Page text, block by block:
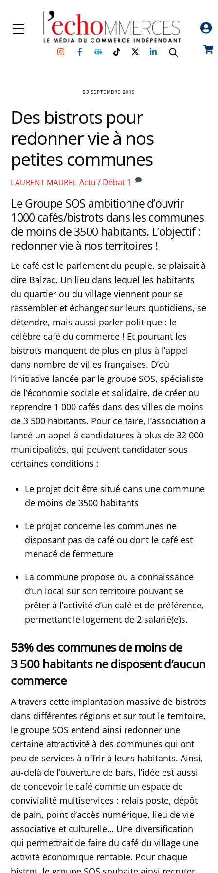
content
Menu
InstagramFacebookGroupe
Facebook
TikTokTwitterLinkedin
23 SEPTEMBRE 2019
Des bistrots pour
redonner vie à nos
petites communes
LAURENT MAUREL Actu / Débat 1
Le Groupe SOS ambitionne d’ouvrir
1000 cafés/bistrots dans les communes
de moins de 3500 habitants. L’objectif :
redonner vie à nos territoires !
Le café est le parlement du peuple, se plaisait à
dire Balzac. Un lieu dans lequel les habitants
du quartier ou du village viennent pour se
rassembler et échanger sur leurs quotidiens, se
détendre, mais aussi parler politique : le
célèbre café du commerce ! Et pourtant les
bistrots manquent de plus en plus à l’appel
dans nombre de villes françaises. D’où
l’initiative lancée par le groupe SOS, spécialiste
de l’économie sociale et solidaire, de créer ou
reprendre 1 000 cafés dans des villes de moins
de 3 500 habitants. Pour ce faire, l’association a
lancé un appel à candidatures à plus de 32 000
municipalités, qui peuvent candidater sous
certaines conditions :
Le projet doit être situé dans une commune
de moins de 3500 habitants
Le projet concerne les communes ne
disposant pas de café ou dont le café est
menacé de fermeture
La commune propose ou a connaissance
d’un local sur son territoire pouvant se
prêter à l’activité d’un café et de préférence,
permettant le logement de 2 salarié(e)s.
53% des communes de moins de
3 500 habitants ne disposent d’aucun
commerce
A travers cette implantation massive de bistrots
dans différentes régions et sur tout le territoire,
le groupe SOS entend ainsi redonner une
certaine attractivité à des communes qui ont
peu de services à offrir à leurs habitants. Ainsi,
au-delà de l’ouverture de bars, l’idée est aussi
de concevoir le café comme un espace de
convivialité multiservices : relais poste, dépôt
de pain, point d’accès numérique, lieu de vie
associative et culturelle… Une diversification
qui permettrait de faire du café du village une
activité économique rentable. Pour chaque